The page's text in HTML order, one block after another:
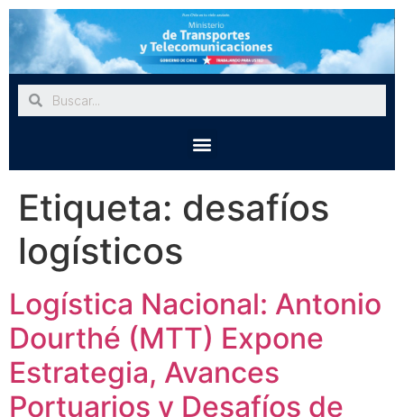
Etiqueta: desafíos
logísticos
Logística Nacional: Antonio
Dourthé (MTT) Expone
Estrategia, Avances
Portuarios y Desafíos de